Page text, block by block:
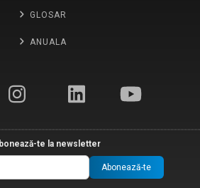
GLOSAR
ANUALA
te la newsletter
Abonează-te